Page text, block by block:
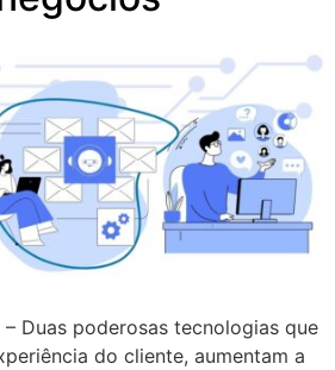
– Duas poderosas tecnologias que
do cliente, aumentam a